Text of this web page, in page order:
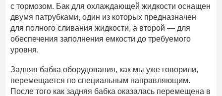
с тормозом. Бак для охлаждающей жидкости оснащен
двумя патрубками, один из которых предназначен
для полного сливания жидкости, а второй — для
обеспечения заполнения емкости до требуемого
уровня.
Задняя бабка оборудования, как мы уже говорили,
перемещается по специальным направляющим.
После того как задняя бабка оказалась перемещена в